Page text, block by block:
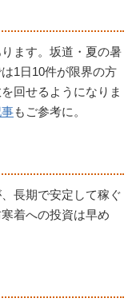
ます。坂道・夏の暑
1日10件が限界の方
回せるようになりま
もご参考に。
長期で安定して稼ぐ
着への投資は早め